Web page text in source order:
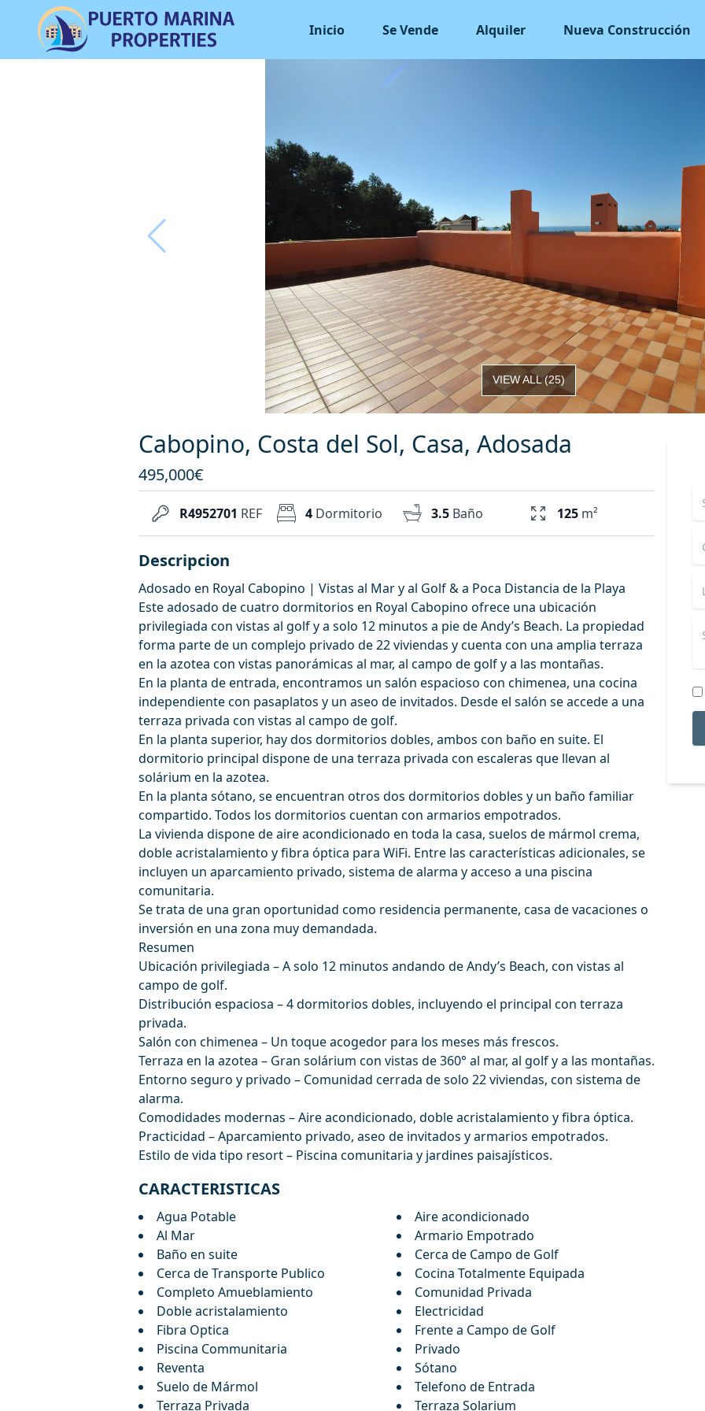
Inicio Se Vende Alquiler Nueva Construcción
VIEW ALL(25)
Cabopino, Costa del Sol, Casa, Adosada
495,000€
R4952701 REF 4 Dormitorio 3.5 Baño 125 m²
Descripcion
Adosado en Royal Cabopino | Vistas al Mar y al Golf & a Poca Distancia de la Playa
Este adosado de cuatro dormitorios en Royal Cabopino ofrece una ubicación
privilegiada con vistas al golf y a solo 12 minutos a pie de Andy’s Beach. La propiedad
forma parte de un complejo privado de 22 viviendas y cuenta con una amplia terraza
en la azotea con vistas panorámicas al mar, al campo de golf y a las montañas.
En la planta de entrada, encontramos un salón espacioso con chimenea, una cocina
independiente con pasaplatos y un aseo de invitados. Desde el salón se accede a una
terraza privada con vistas al campo de golf.
En la planta superior, hay dos dormitorios dobles, ambos con baño en suite. El
dormitorio principal dispone de una terraza privada con escaleras que llevan al
solárium en la azotea.
En la planta sótano, se encuentran otros dos dormitorios dobles y un baño familiar
compartido. Todos los dormitorios cuentan con armarios empotrados.
La vivienda dispone de aire acondicionado en toda la casa, suelos de mármol crema,
doble acristalamiento y fibra óptica para WiFi. Entre las características adicionales, se
incluyen un aparcamiento privado, sistema de alarma y acceso a una piscina
comunitaria.
Se trata de una gran oportunidad como residencia permanente, casa de vacaciones o
inversión en una zona muy demandada.
Resumen
Ubicación privilegiada – A solo 12 minutos andando de Andy’s Beach, con vistas al
campo de golf.
Distribución espaciosa – 4 dormitorios dobles, incluyendo el principal con terraza
privada.
Salón con chimenea – Un toque acogedor para los meses más frescos.
Terraza en la azotea – Gran solárium con vistas de 360° al mar, al golf y a las montañas.
Entorno seguro y privado – Comunidad cerrada de solo 22 viviendas, con sistema de
alarma.
Comodidades modernas – Aire acondicionado, doble acristalamiento y fibra óptica.
Practicidad – Aparcamiento privado, aseo de invitados y armarios empotrados.
Estilo de vida tipo resort – Piscina comunitaria y jardines paisajísticos.
CARACTERISTICAS
Agua Potable
Aire acondicionado
Al Mar
Armario Empotrado
Baño en suite
Cerca de Campo de Golf
Cerca de Transporte Publico
Cocina Totalmente Equipada
Completo Amueblamiento
Comunidad Privada
Doble acristalamiento
Electricidad
Fibra Optica
Frente a Campo de Golf
Piscina Communitaria
Privado
Reventa
Sótano
Suelo de Mármol
Telefono de Entrada
Terraza Privada
Terraza Solarium